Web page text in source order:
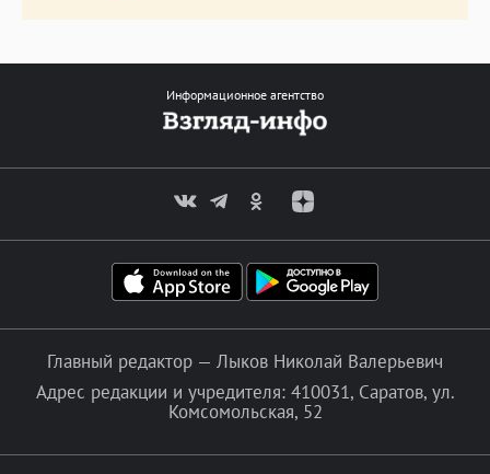
Информационное агентство
Главный редактор — Лыков Николай Валерьевич
Адрес редакции и учредителя: 410031, Саратов, ул.
Комсомольская, 52